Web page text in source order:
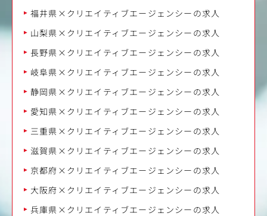
福井県×クリエイティブエージェンシーの求人
山梨県×クリエイティブエージェンシーの求人
長野県×クリエイティブエージェンシーの求人
岐阜県×クリエイティブエージェンシーの求人
静岡県×クリエイティブエージェンシーの求人
愛知県×クリエイティブエージェンシーの求人
三重県×クリエイティブエージェンシーの求人
滋賀県×クリエイティブエージェンシーの求人
京都府×クリエイティブエージェンシーの求人
大阪府×クリエイティブエージェンシーの求人
兵庫県×クリエイティブエージェンシーの求人